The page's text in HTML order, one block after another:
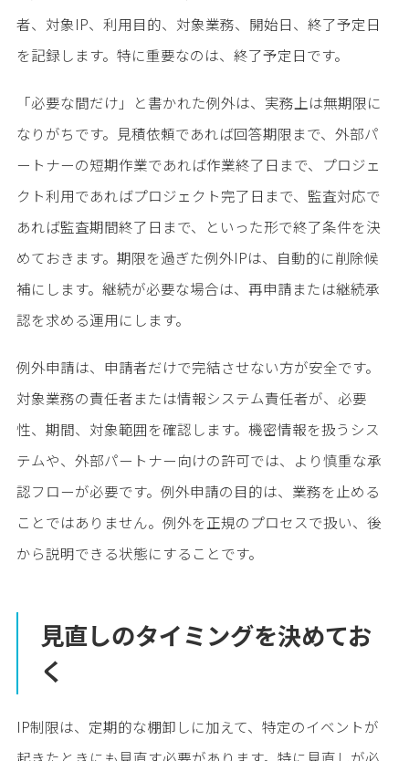
者、対象IP、利用目的、対象業務、開始日、終了予定日
を記録します。特に重要なのは、終了予定日です。
「必要な間だけ」と書かれた例外は、実務上は無期限に
なりがちです。見積依頼であれば回答期限まで、外部パ
ートナーの短期作業であれば作業終了日まで、プロジェ
クト利用であればプロジェクト完了日まで、監査対応で
あれば監査期間終了日まで、といった形で終了条件を決
めておきます。期限を過ぎた例外IPは、自動的に削除候
補にします。継続が必要な場合は、再申請または継続承
認を求める運用にします。
例外申請は、申請者だけで完結させない方が安全です。
対象業務の責任者または情報システム責任者が、必要
性、期間、対象範囲を確認します。機密情報を扱うシス
テムや、外部パートナー向けの許可では、より慎重な承
認フローが必要です。例外申請の目的は、業務を止める
ことではありません。例外を正規のプロセスで扱い、後
から説明できる状態にすることです。
見直しのタイミングを決めてお
く
IP制限は、定期的な棚卸しに加えて、特定のイベントが
起きたときにも見直す必要があります。特に見直しが必